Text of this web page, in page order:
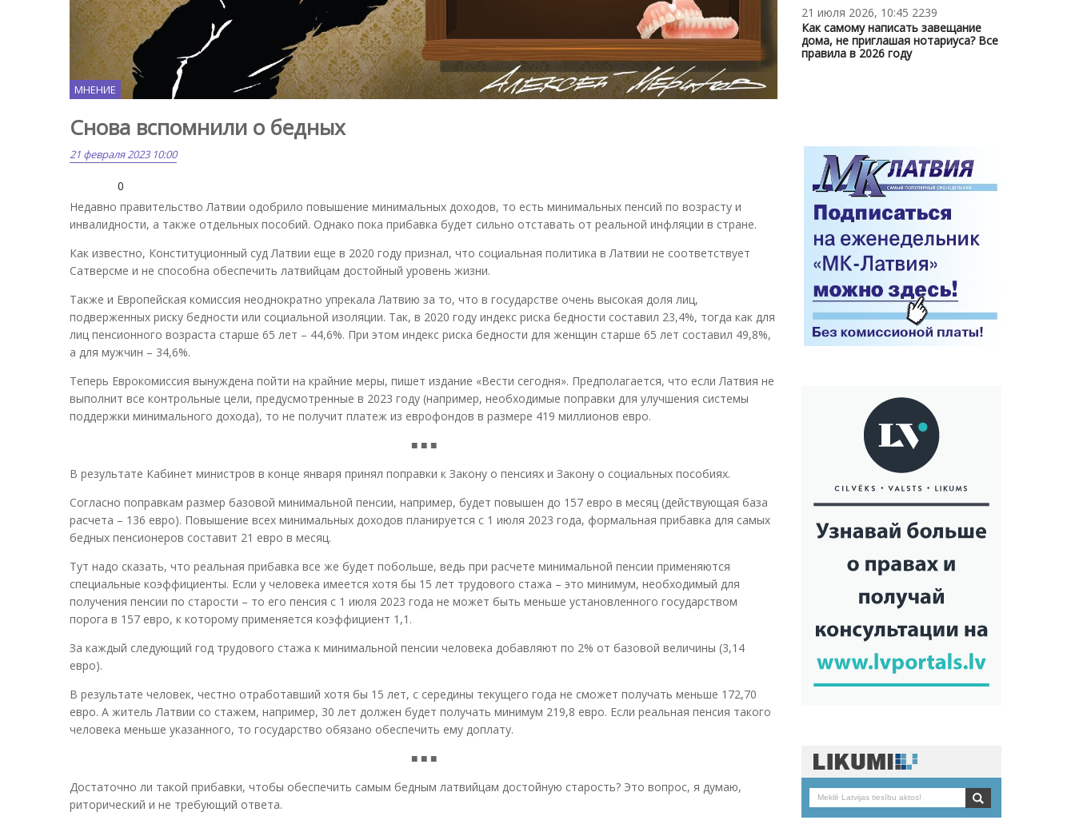
МНЕНИЕ
Снова вспомнили о бедных
21 февраля 2023 10:00
0
Недавно правительство Латвии одобрило повышение минимальных доходов, то есть минимальных пенсий по возрасту и
инвалидности, а также отдельных пособий. Однако пока прибавка будет сильно отставать от реальной инфляции в стране.
Как известно, Конституционный суд Латвии еще в 2020 году признал, что социальная политика в Латвии не соответствует
Сатверсме и не способна обеспечить латвийцам достойный уровень жизни.
Также и Европейская комиссия неоднократно упрекала Латвию за то, что в государстве очень высокая доля лиц,
подверженных риску бедности или социальной изоляции. Так, в 2020 году индекс риска бедности составил 23,4%, тогда как для
лиц пенсионного возраста старше 65 лет – 44,6%. При этом индекс риска бедности для женщин старше 65 лет составил 49,8%,
а для мужчин – 34,6%.
Теперь Еврокомиссия вынуждена пойти на крайние меры, пишет издание «Вести сегодня». Предполагается, что если Латвия не
выполнит все контрольные цели, предусмотренные в 2023 году (например, необходимые поправки для улучшения системы
поддержки минимального дохода), то не получит платеж из еврофондов в размере 419 миллионов евро.
■ ■ ■
В результате Кабинет министров в конце января принял поправки к Закону о пенсиях и Закону о социальных пособиях.
Согласно поправкам размер базовой минимальной пенсии, например, будет повышен до 157 евро в месяц (действующая база
расчета – 136 евро). Повышение всех минимальных доходов планируется с 1 июля 2023 года, формальная прибавка для самых
бедных пенсионеров составит 21 евро в месяц.
Тут надо сказать, что реальная прибавка все же будет побольше, ведь при расчете минимальной пенсии применяются
специальные коэффициенты. Если у человека имеется хотя бы 15 лет трудового стажа – это минимум, необходимый для
получения пенсии по старости – то его пенсия с 1 июля 2023 года не может быть меньше установленного государством
порога в 157 евро, к которому применяется коэффициент 1,1.
За каждый следующий год трудового стажа к минимальной пенсии человека добавляют по 2% от базовой величины (3,14
евро).
В результате человек, честно отработавший хотя бы 15 лет, с середины текущего года не сможет получать меньше 172,70
евро. А житель Латвии со стажем, например, 30 лет должен будет получать минимум 219,8 евро. Если реальная пенсия такого
человека меньше указанного, то государство обязано обеспечить ему доплату.
■ ■ ■
Достаточно ли такой прибавки, чтобы обеспечить самым бедным латвийцам достойную старость? Это вопрос, я думаю,
риторический и не требующий ответа.
21 июля 2026, 10:45 2239
Как самому написать завещание
дома, не приглашая нотариуса? Все
правила в 2026 году